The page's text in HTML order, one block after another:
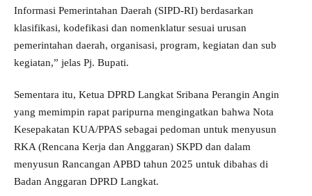
Informasi Pemerintahan Daerah (SIPD-RI) berdasarkan
klasifikasi, kodefikasi dan nomenklatur sesuai urusan
pemerintahan daerah, organisasi, program, kegiatan dan sub
kegiatan,” jelas Pj. Bupati.
Sementara itu, Ketua DPRD Langkat Sribana Perangin Angin
yang memimpin rapat paripurna mengingatkan bahwa Nota
Kesepakatan KUA/PPAS sebagai pedoman untuk menyusun
RKA (Rencana Kerja dan Anggaran) SKPD dan dalam
menyusun Rancangan APBD tahun 2025 untuk dibahas di
Badan Anggaran DPRD Langkat.